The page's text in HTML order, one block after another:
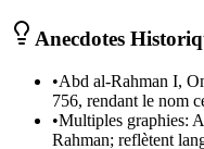
Anecdotes
•Abd al‑Rahman I,
756, rendant le nom
•Multiples graphies:
Rahman; reflètent